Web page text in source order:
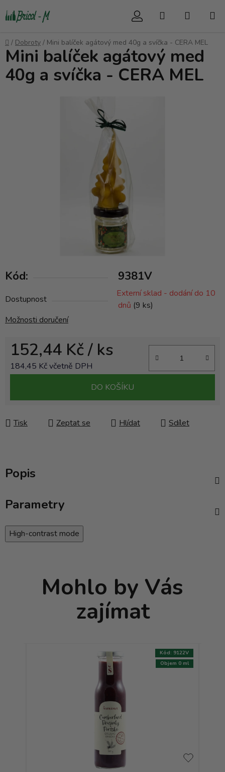
na
Hledat
Domů
/ Dobroty / Mini balíček agátový med 40g a svíčka - CERA MEL
Kód: 9381V
Dostupnost
Externí sklad - dodání do 10
dnů (9 ks)
Možnosti doručení
152,44 Kč/ ks
184,45 Kč včetně DPH
DO KOŠÍKU
Tisk Zeptat se Hlídat Sdílet
Mini balíček agátový med
40g a svíčka - CERA MEL
Popis
Parametry
High-contrast mode
Mohlo by Vás
zajímat
Objem 0 ml
Kód: 9122V